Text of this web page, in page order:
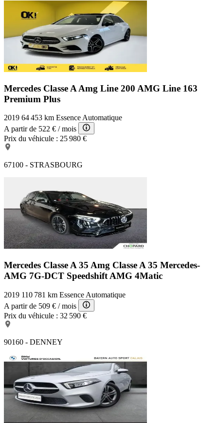
Mercedes Classe A Amg Line 200 AMG Line 163
Premium Plus
2019 64 453 km Essence Automatique
A partir de 522 € / mois
Prix du véhicule : 25 980 €
67100 - STRASBOURG
Mercedes Classe A 35 Amg Classe A 35 Mercedes-
AMG 7G-DCT Speedshift AMG 4Matic
2019 110 781 km Essence Automatique
A partir de 509 € / mois
Prix du véhicule : 32 590 €
90160 - DENNEY